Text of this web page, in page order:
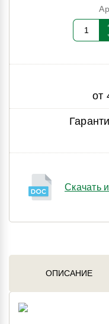
от
Скачать
ОПИСАНИЕ